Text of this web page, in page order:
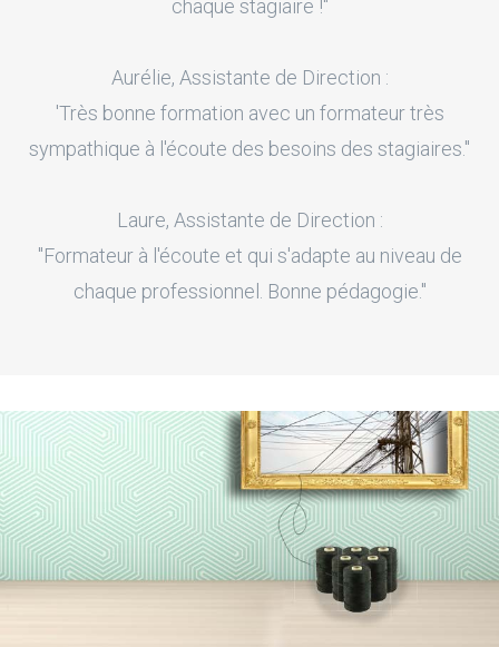
chaque stagiaire !"
Aurélie, Assistante de Direction :
'Très bonne formation avec un formateur très
sympathique à l'écoute des besoins des stagiaires."
Laure, Assistante de Direction :
"Formateur à l'écoute et qui s'adapte au niveau de
chaque professionnel. Bonne pédagogie."